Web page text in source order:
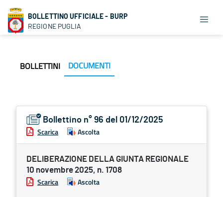
BOLLETTINO UFFICIALE - BURP
REGIONE PUGLIA
BOLLETTINI DOCUMENTI
Bollettino n° 96 del 01/12/2025
Scarica Ascolta
DELIBERAZIONE DELLA GIUNTA REGIONALE
10 novembre 2025, n. 1708
Scarica Ascolta